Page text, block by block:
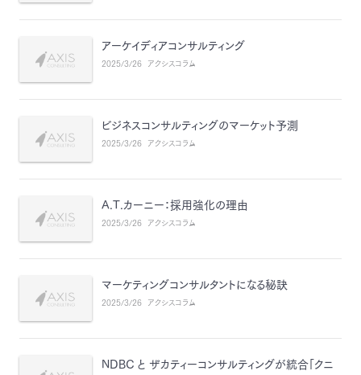
アーケイディアコンサルティング
2025/3/26 アクシスコラム
ビジネスコンサルティングのマーケット予測
2025/3/26 アクシスコラム
A.T.カーニー：採用強化の理由
2025/3/26 アクシスコラム
マーケティングコンサルタントになる秘訣
2025/3/26 アクシスコラム
NDBC と ザカティーコンサルティングが統合「クニ